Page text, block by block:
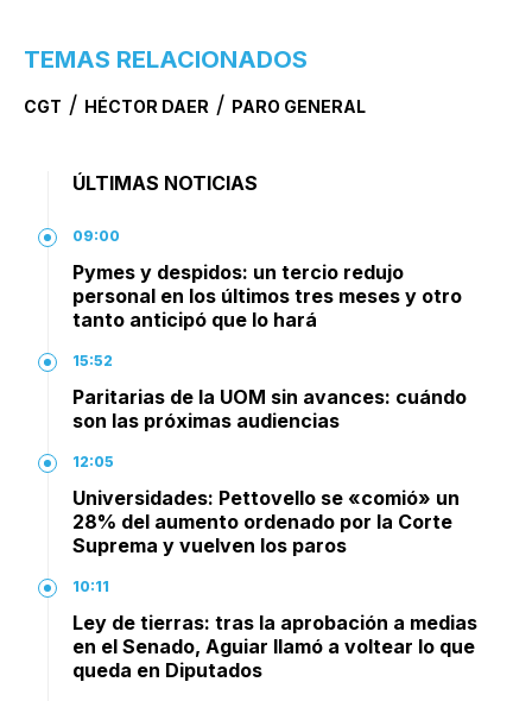
TEMAS RELACIONADOS
CGT / HÉCTOR DAER / PARO GENERAL
ÚLTIMAS NOTICIAS
09:00
Pymes y despidos: un tercio redujo
personal en los últimos tres meses y otro
tanto anticipó que lo hará
15:52
Paritarias de la UOM sin avances: cuándo
son las próximas audiencias
12:05
Universidades: Pettovello se «comió» un
28% del aumento ordenado por la Corte
Suprema y vuelven los paros
10:11
Ley de tierras: tras la aprobación a medias
en el Senado, Aguiar llamó a voltear lo que
queda en Diputados